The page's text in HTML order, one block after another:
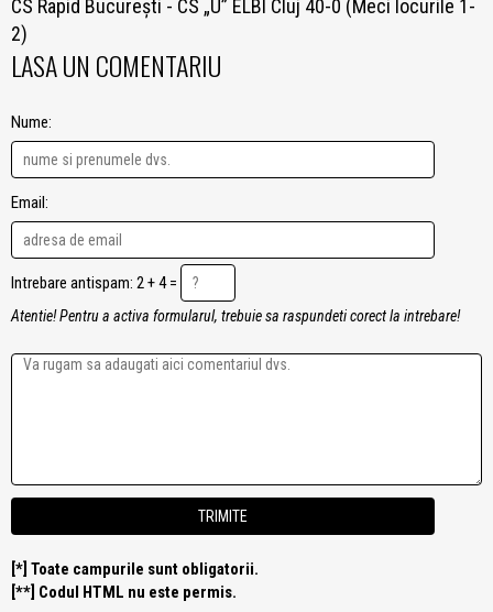
CS Rapid București - CS „U” ELBI Cluj 40-0 (Meci locurile 1-
2)
LASA UN COMENTARIU
Nume:
Email:
Intrebare antispam: 2 + 4 =
Atentie! Pentru a activa formularul, trebuie sa raspundeti corect la intrebare!
[*] Toate campurile sunt obligatorii.
[**] Codul HTML nu este permis.